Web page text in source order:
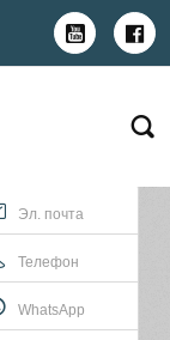
 

Эл. почта
Телефон
WhatsApp